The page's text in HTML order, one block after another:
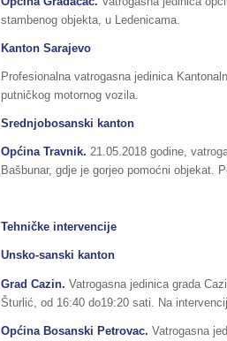
stambenog objekta, u Ledenicama.
Kanton Sarajevo
Profesionalna vatrogasna jedinica
putničkog motornog vozila.
Srednjobosanski kanton
Općina Travnik. 21.05.2018 godine,
Bašbunar, gdje je gorjeo pomoćni objekat.
Tehničke intervencije
Unsko-sanski kanton
Grad Cazin. Vatrogasna jedinica grada
Šturlić, od 16:40 do19:20 sati. Na
Općina Bosanski Petrovac. Vatrogasna